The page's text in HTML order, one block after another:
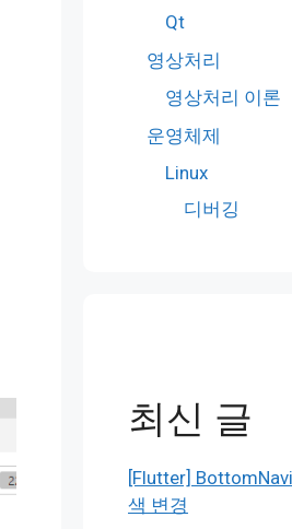
Qt
영상처리
영상처리 이론
운영체제
Linux
디버깅
최신 글
[Flutter]
색 변경